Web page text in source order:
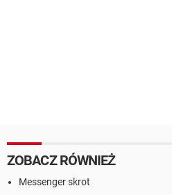
ZOBACZ RÓWNIEŻ
Messenger skrot